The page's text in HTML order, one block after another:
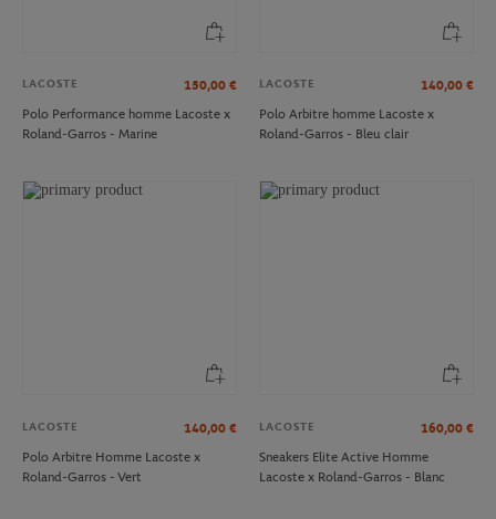
LACOSTE 150,00 €
Polo Performance homme Lacoste x
Roland-Garros - Marine
LACOSTE 140,00 €
Polo Arbitre homme Lacoste x
Roland-Garros - Bleu clair
LACOSTE 140,00 €
Polo Arbitre Homme Lacoste x
Roland-Garros - Vert
LACOSTE 160,00 €
Sneakers Elite Active Homme
Lacoste x Roland-Garros - Blanc